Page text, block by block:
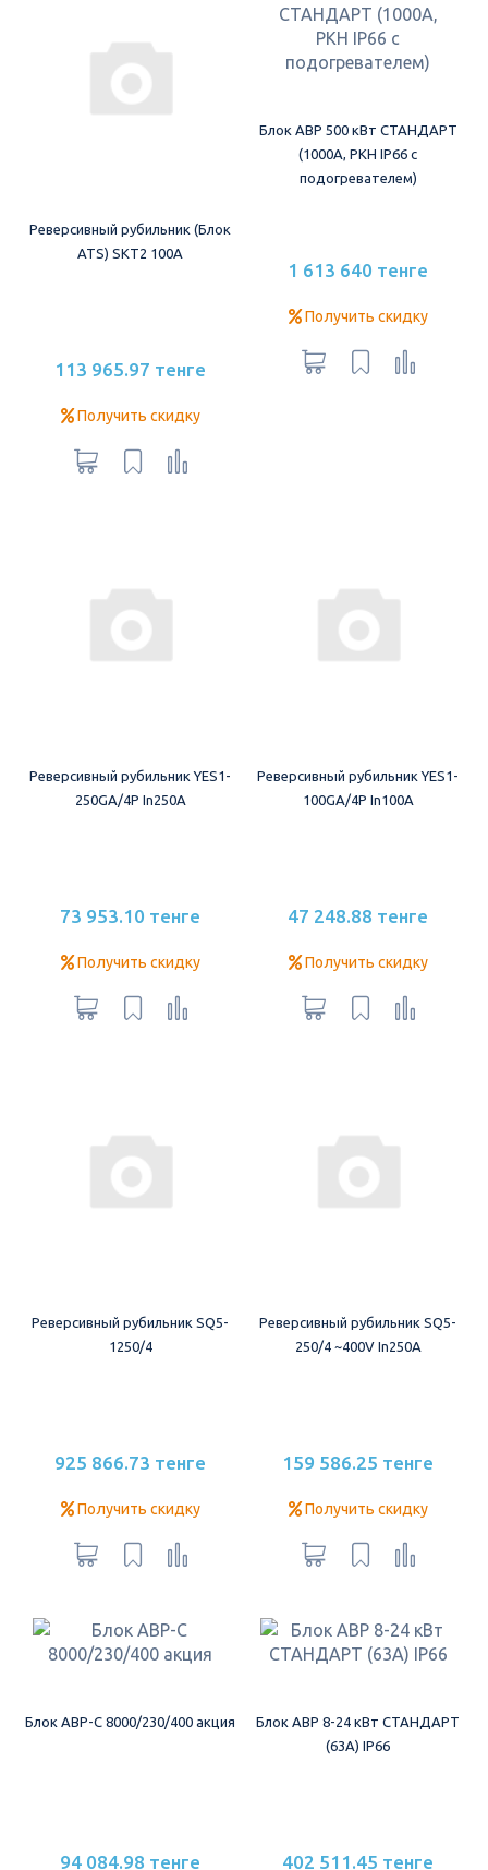
Реверсивный рубильник (Блок
ATS) SKT2 100A
113 965.97 тенге
Получить скидку
Блок АВР 500 кВт СТАНДАРТ
(1000А, РКН IP66 с
подогревателем)
1 613 640 тенге
Получить скидку
Реверсивный рубильник YES1-
250GA/4P In250A
73 953.10 тенге
Получить скидку
Реверсивный рубильник YES1-
100GA/4P In100A
47 248.88 тенге
Получить скидку
Реверсивный рубильник SQ5-
1250/4
925 866.73 тенге
Получить скидку
Реверсивный рубильник SQ5-
250/4 ~400V In250A
159 586.25 тенге
Получить скидку
Блок АВР-С 8000/230/400 акция
94 084.98 тенге
Блок АВР 8-24 кВт СТАНДАРТ
(63А) IP66
402 511.45 тенге